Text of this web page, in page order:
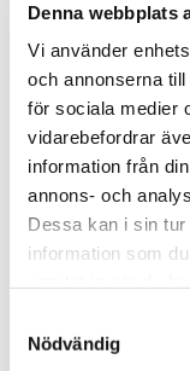
Denna webbplats
Vi använder
och annonserna
för sociala medier
vidarebefordrar
information från
annons- och
Dessa kan i sin
information som
Nödvändig
system at work (and
John
Previous Post